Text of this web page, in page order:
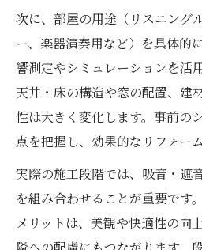
次に、部屋の用途（リスニング
ー、楽器演奏用など）を具体的
響測定やシミュレーションを活
天井・床の構造や窓の配置、建
性は大きく変化します。事前の
点を把握し、効果的なリフォー
実際の施工段階では、吸音・遮
を組み合わせることが重要です
メリットは、美観や快適性の向